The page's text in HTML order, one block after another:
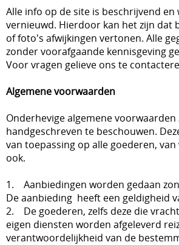
Graafmachines & grondverzet
Generatoren
Specifiek materiaal en
Mijn bestelling laten leveren
Draai-en freeswerk
Onze Repairshop Diensten
Alle info op de site is beschrijvend
vernieuwd. Hierdoor kan het zijn dat
of foto's afwijkingen vertonen. Alle
zonder voorafgaande kennisgeving
Voor vragen gelieve ons te
Algemene voorwaarden
Onderhevige algemene voorwaarden
handgeschreven te beschouwen.
van toepassing op alle goederen,
ook.
1. Aanbiedingen worden gedaan
De aanbieding heeft een geldigheid
2. De goederen, zelfs deze die
eigen diensten worden afgeleverd
verantwoordelijkheid van de